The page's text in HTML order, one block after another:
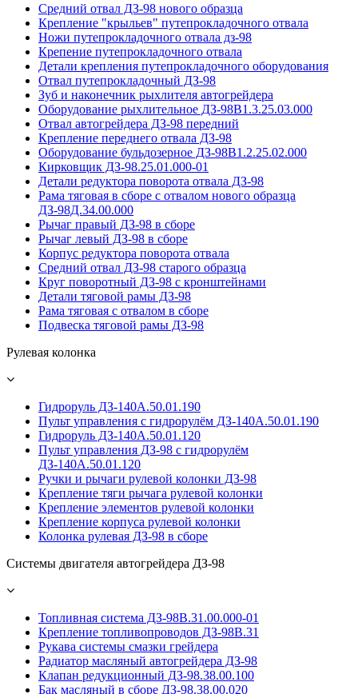
Средний отвал ДЗ-98 нового образца
Крепление "крыльев" путепрокладочного отвала
Ножи путепрокладочного отвала дз-98
Крепение путепрокладочного отвала
Детали крепления путепрокладочного оборудования
Отвал путепрокладочный ДЗ-98
Зуб и наконечник рыхлителя автогрейдера
Оборудование рыхлительное ДЗ-98В1.3.25.03.000
Отвал автогрейдера ДЗ-98 передний
Крепление переднего отвала ДЗ-98
Оборудование бульдозерное ДЗ-98В1.2.25.02.000
Кирковщик ДЗ-98.25.01.000-01
Детали редуктора поворота отвала ДЗ-98
Рама тяговая в сборе с отвалом нового образца
ДЗ-98Д.34.00.000
Рычаг правый ДЗ-98 в сборе
Рычаг левый ДЗ-98 в сборе
Корпус редуктора поворота отвала
Средний отвал ДЗ-98 старого образца
Круг поворотный ДЗ-98 с кронштейнами
Детали тяговой рамы ДЗ-98
Рама тяговая с отвалом в сборе
Подвеска тяговой рамы ДЗ-98
Рулевая колонка
Гидроруль ДЗ-140А.50.01.190
Пульт управления с гидрорулём ДЗ-140А.50.01.190
Гидроруль ДЗ-140А.50.01.120
Пульт управления ДЗ-98 с гидрорулём
ДЗ-140А.50.01.120
Ручки и рычаги рулевой колонки ДЗ-98
Крепление тяги рычага рулевой колонки
Крепление элементов рулевой колонки
Крепление корпуса рулевой колонки
Колонка рулевая ДЗ-98 в сборе
Системы двигателя автогрейдера ДЗ-98
Топливная система ДЗ-98В.31.00.000-01
Крепление топливопроводов ДЗ-98В.31
Рукава системы смазки грейдера
Радиатор масляный автогрейдера ДЗ-98
Клапан редукционный ДЗ-98.38.00.100
Бак масляный в сборе ДЗ-98.38.00.020